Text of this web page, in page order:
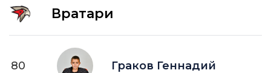
Вратари
80 Граков Геннадий